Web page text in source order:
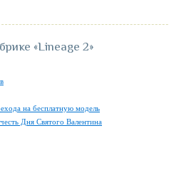
«Lineage 2»
на бесплатную модель
Дня Святого Валентина